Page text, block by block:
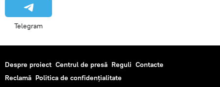
Telegram
Despre proiect Centrul de presă Reguli Contacte
Reclamă Politica de confidențialitate